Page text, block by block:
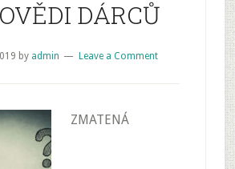
DÁRCŮ
by admin Leave a Comment
ZMATENÁ